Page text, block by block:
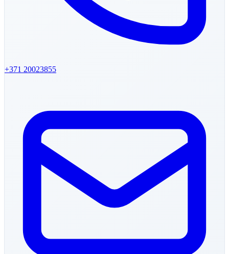
+371 20023855